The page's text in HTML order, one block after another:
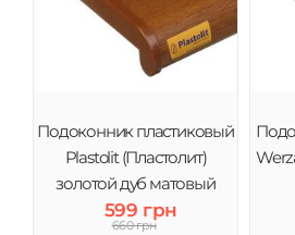
Подоконник пластиковый
Plastolit (Пластолит)
золотой дуб матовый
599 грн
660 грн